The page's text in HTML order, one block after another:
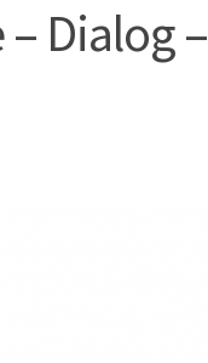
Dialog –